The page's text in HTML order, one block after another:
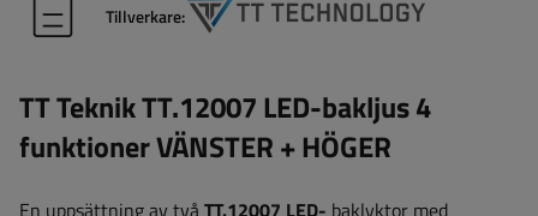
Tillverkare:
TT Teknik TT.12007 LED-bakljus 4
funktioner VÄNSTER + HÖGER
En uppsättning av tvåTT.12007 LED- baklyktor med